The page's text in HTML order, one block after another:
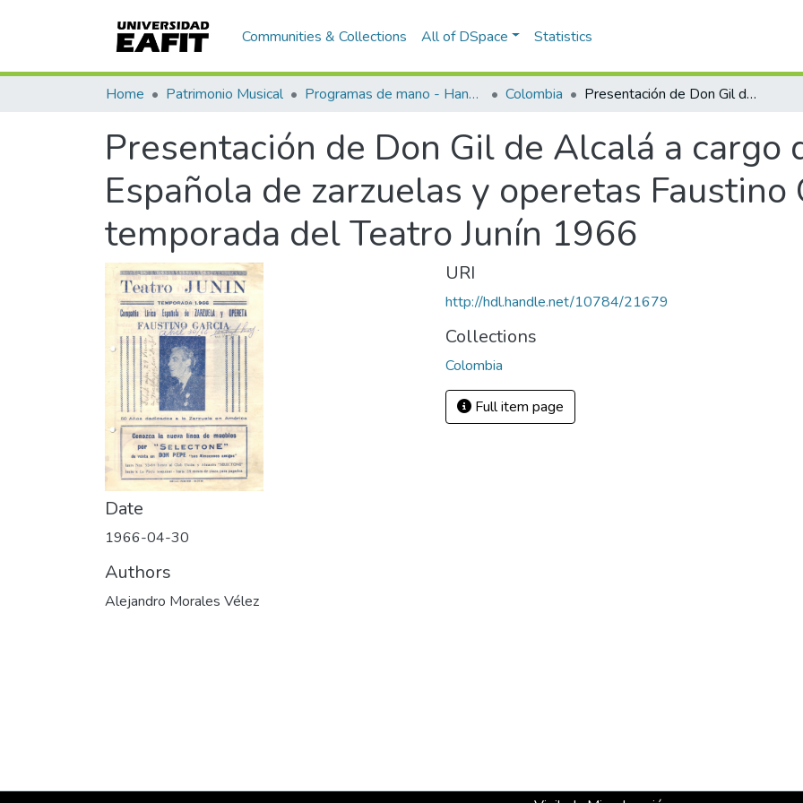
Communities & Collections All of DSpace Statistics
Home Patrimonio Musical Programas de mano - Hand programs Colombia Presentación de Don Gil de Alcalá a cargo de la Compañía Española de zarzuelas y operetas Faustino García en temporada del Teatro Junín 1966
Presentación de Don Gil de Alcalá a cargo
Española de zarzuelas y operetas Faustino
temporada del Teatro Junín 1966
Date
1966-04-30
Authors
Alejandro Morales Vélez
URI
http://hdl.handle.net/10784/21679
Collections
Colombia
Full item page